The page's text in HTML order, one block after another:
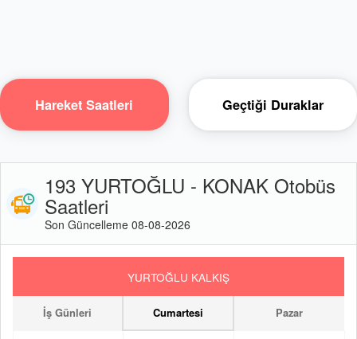
Hareket Saatleri Geçtiği Duraklar
193 YURTOĞLU - KONAK Otobüs
Saatleri
Son Güncelleme 08-08-2026
YURTOĞLU KALKIŞ
İş Günleri Cumartesi Pazar